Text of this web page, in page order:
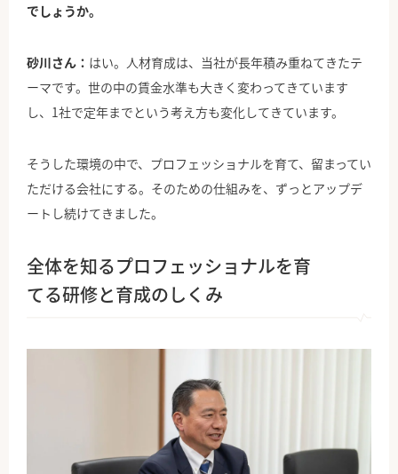
でしょうか。
砂川さん： はい。人材育成は、当社が長年積み重ねてきたテ
ーマです。世の中の賃金水準も大きく変わってきています
し、1社で定年までという考え方も変化してきています。
そうした環境の中で、プロフェッショナルを育て、留まってい
ただける会社にする。そのための仕組みを、ずっとアップデ
ートし続けてきました。
全体を知るプロフェッショナルを育
てる研修と育成のしくみ